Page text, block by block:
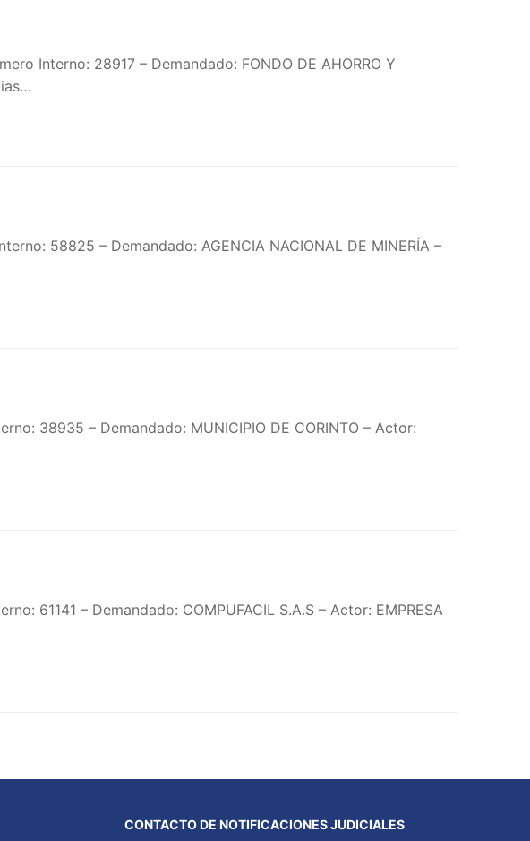
Interno: 28917 – Demandado: FONDO DE AHORRO Y
58825 – Demandado: AGENCIA NACIONAL DE MINERÍA –
38935 – Demandado: MUNICIPIO DE CORINTO – Actor:
61141 – Demandado: COMPUFACIL S.A.S – Actor: EMPRESA
CONTACTO DE NOTIFICACIONES JUDICIALES